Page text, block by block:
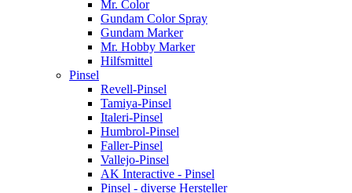
Mr. Color
Gundam Color Spray
Gundam Marker
Mr. Hobby Marker
Hilfsmittel
Pinsel
Revell-Pinsel
Tamiya-Pinsel
Italeri-Pinsel
Humbrol-Pinsel
Faller-Pinsel
Vallejo-Pinsel
AK Interactive - Pinsel
Pinsel - diverse Hersteller